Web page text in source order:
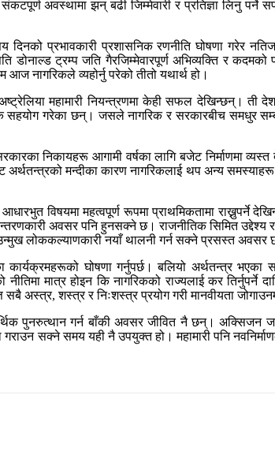
अवस्थामा झन् बढी जिम्मेवारी र प्रतिज्ञा लिनु पर्ने
दिनको प्रभावकारी प्रशासनिक रणनीति घोषणा गरेर
डोनाल्ड ट्रम्प जति गैरजिम्मेवारपूर्ण अभिव्यक्ति र
नागरिकले व्यहोर्नु परेको तीतो यथार्थ हो।
महामारी नियन्त्रणमा केही सफल देखिन्छन्। ती
गरेका छन्। जसले नागरिक र सरकारबीच समधुर
निकायहरू आगामी वर्षका लागि बजेट निर्माणमा
मन्दीका कारण नागरिकलाई थप अन्य
विषयमा महत्वपूर्ण रूपमा प्राथमिकतामा राख्नुपर्ने
अवसर पनि हुनसक्ने छ। राजनीतिक सिमित उद्देश्य
लोककल्याणकारी नयाँ थालनी गर्न सक्ने प्रसस्त अवसर
कार्यक्रमहरूको घोषणा गर्नुपर्छ। बलियो अर्थतन्त्र
मात्र होइन कि नागरिकको राज्यलाई कर तिर्नुपर्ने
सबै अस्त्र, शस्त्र र निःशस्त्र प्रयोग गरी मानवीयता
पुनरुत्थान गर्न बाँकी अवसर जीवित नै छन्। अक्सिजन
सक्ने समय यही नै उपयुक्त हो। महामारी पनि